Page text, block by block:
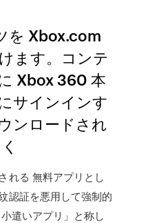
を Xbox.com
ます。コンテ
Xbox 360 本
サインインす
ンロードされ
れる 無料アプリとし
認証を悪用して強制的
遣いアプリ」と称し